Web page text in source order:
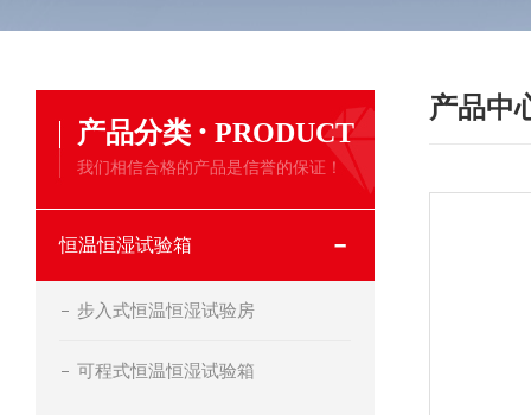
产品分类 · PRODUCT
我们相信合格的产品是信誉的保证！
恒温恒湿试验箱
步入式恒温恒湿试验房
可程式恒温恒湿试验箱
产品中